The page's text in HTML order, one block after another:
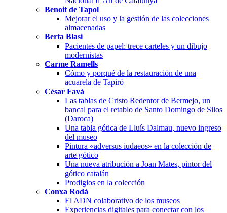
Benoit de Tapol
Mejorar el uso y la gestión de las colecciones
almacenadas
Berta Blasi
Pacientes de papel: trece carteles y un dibujo
modernistas
Carme Ramells
Cómo y porqué de la restauración de una
acuarela de Tapiró
Cèsar Favà
Las tablas de Cristo Redentor de Bermejo, un
bancal para el retablo de Santo Domingo de Silos
(Daroca)
Una tabla gótica de Lluís Dalmau, nuevo ingreso
del museo
Pintura «adversus iudaeos» en la colección de
arte gótico
Una nueva atribución a Joan Mates, pintor del
gótico catalán
Prodigios en la colección
Conxa Rodà
El ADN colaborativo de los museos
Experiencias digitales para conectar con los